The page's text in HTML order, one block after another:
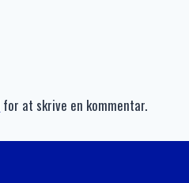
for at skrive en kommentar.